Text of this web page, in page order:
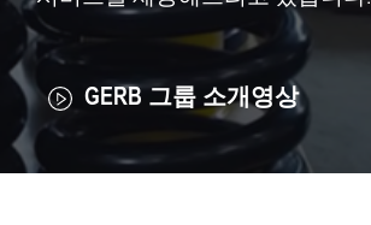
GERB 그룹 소개영상